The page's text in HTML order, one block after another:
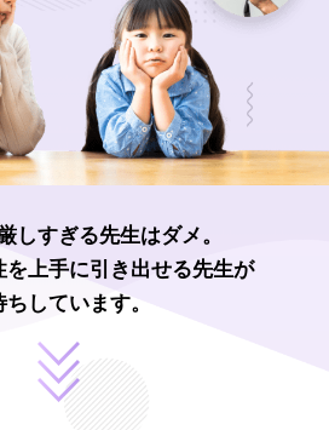
しすぎる先生はダメ。
上手に引き出せる先生が
ちしています。